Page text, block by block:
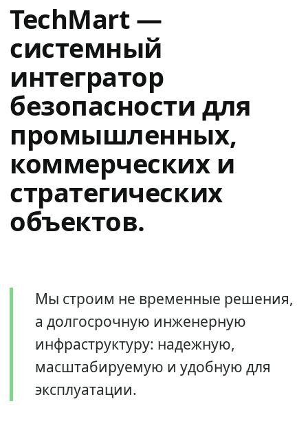
TechMart —
системный
интегратор
безопасности для
промышленных,
коммерческих и
стратегических
объектов.
Мы строим не временные решения,
а долгосрочную инженерную
инфраструктуру: надежную,
масштабируемую и удобную для
эксплуатации.